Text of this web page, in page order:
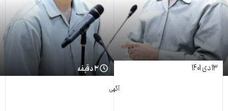
۱۳ دی ۱۴۰۱ ۳ دقیقه
آگهی